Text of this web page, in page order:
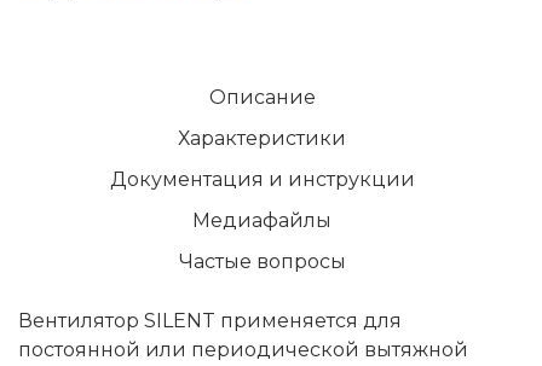
Описание
Характеристики
Документация и инструкции
Медиафайлы
Частые вопросы
Вентилятор SILENT применяется для
постоянной или периодической вытяжной